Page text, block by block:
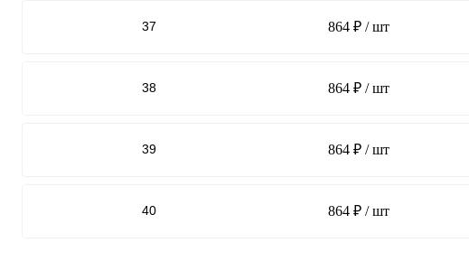
37 864 ₽ / шт
38 864 ₽ / шт
39 864 ₽ / шт
40 864 ₽ / шт